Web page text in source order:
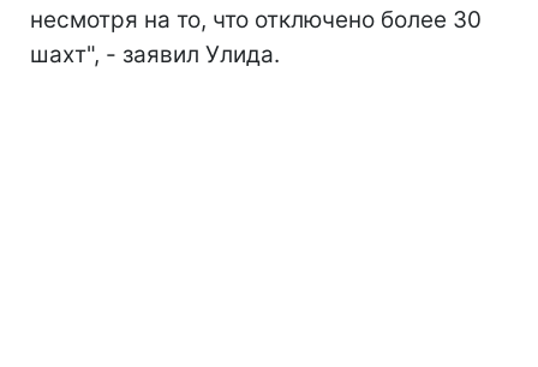
несмотря на то, что отключено более 30
шахт", - заявил Улида.